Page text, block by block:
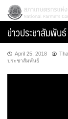
Skip
content
สภาเกษตรกรแห่ง
ข่าวประชาสัมพัน
April 25, 2018
ประชาสัมพันธ์